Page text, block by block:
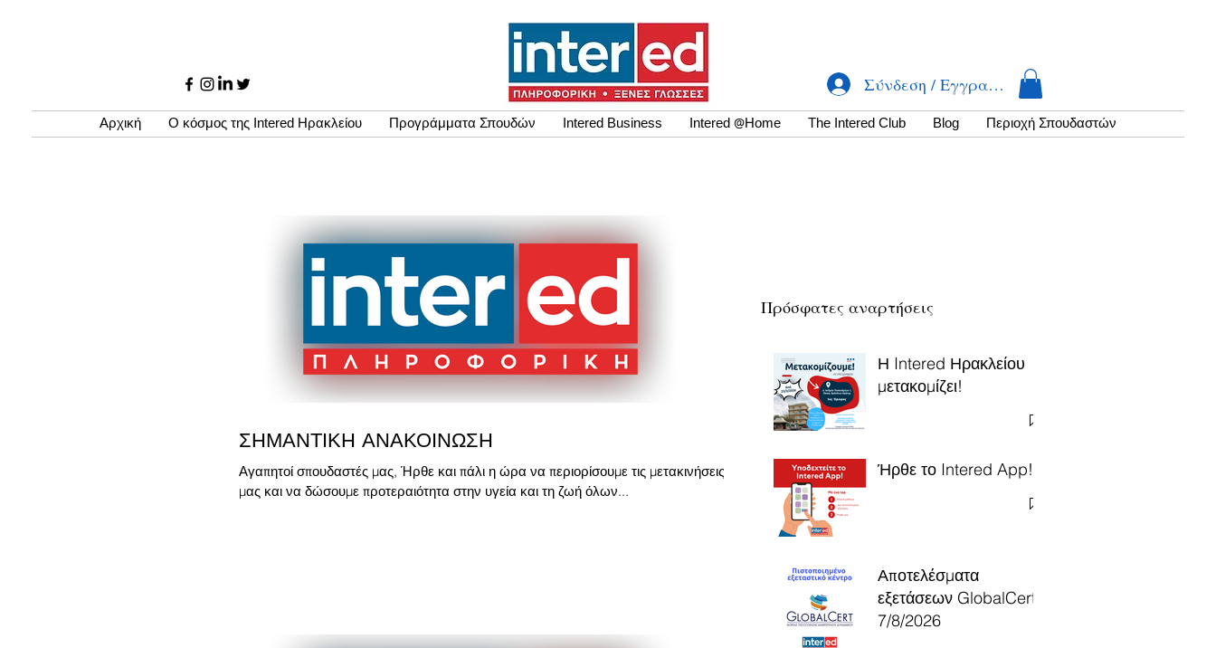
Σύνδεση / Εγγραφή
Αρχική Ο κόσμος της Intered Ηρακλείου Προγράμματα Σπουδών Intered Business Intered @Home The Intered Club Βlog Περιοχή Σπουδαστών
Πρόσφατες αναρτήσεις
Η Intered Ηρακλείου
μετακομίζει!
Ήρθε το Intered App!
Αποτελέσματα
εξετάσεων GlobalCert
7/8/2026
ΣΗΜΑΝΤΙΚΗ ΑΝΑΚΟΙΝΩΣΗ
Αγαπητοί σπουδαστές μας, Ήρθε και πάλι η ώρα να περιορίσουμε τις μετακινήσεις
μας και να δώσουμε προτεραιότητα στην υγεία και τη ζωή όλων...